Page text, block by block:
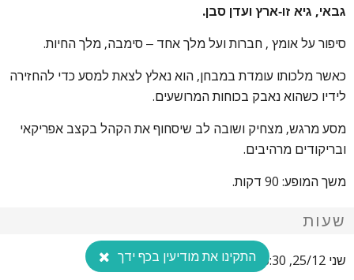
גבאי, גיא זו-ארץ ועדן סבן.
סיפור על אומץ , חברות ועל מלך אחד – סימבה, מלך החיות.
כאשר מלכותו עומדת במבחן, הוא נאלץ לצאת למסע כדי להחזירה
לידיו כשהוא נאבק בכוחות המרושעים.
מסע מרגש, מצחיק ושובה לב שיסחוף את הקהל בקצב אפריקאי
ובריקודים מרהיבים.
משך המופע: 90 דקות.
שעות
שני 25/12, 16:30 ו-18:30. 94 ₪. התקינו את מודיעין בכף ידך